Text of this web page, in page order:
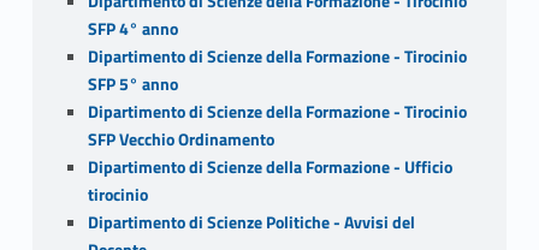
SFP 4° anno
Dipartimento di Scienze della Formazione - Tirocinio
SFP 5° anno
Dipartimento di Scienze della Formazione - Tirocinio
SFP Vecchio Ordinamento
Dipartimento di Scienze della Formazione - Ufficio
tirocinio
Dipartimento di Scienze Politiche - Avvisi del